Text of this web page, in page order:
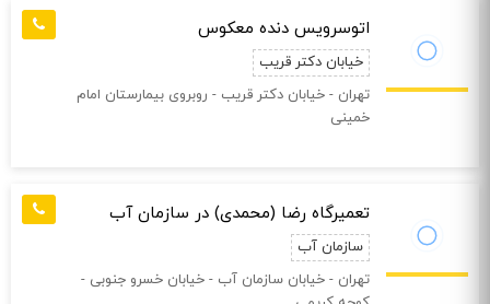
اتوسرویس دنده معکوس
خیابان دکتر قریب
تهران - خیابان دکتر قریب - روبروی بیمارستان امام
خمینی
تعمیرگاه رضا (محمدی) در سازمان آب
سازمان آب
تهران - خیابان سازمان آب - خیابان خسرو جنوبی -